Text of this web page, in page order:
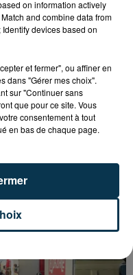
UNE
VERTS ?
on information actively
and combine data from
devices based on
et fermer", ou affiner en
dans "Gérer mes choix".
sur "Continuer sans
que pour ce site. Vous
consentement à tout
en bas de chaque page.